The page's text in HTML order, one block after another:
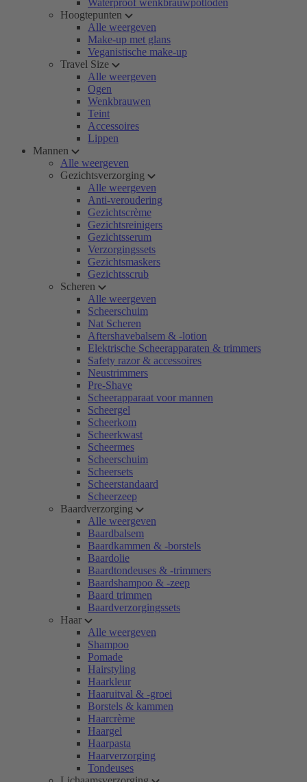
Waterproof wenkbrauwpotloden
Hoogtepunten
Alle weergeven
Make-up met glans
Veganistische make-up
Travel Size
Alle weergeven
Ogen
Wenkbrauwen
Teint
Accessoires
Lippen
Mannen
Alle weergeven
Gezichtsverzorging
Alle weergeven
Anti-veroudering
Gezichtscrème
Gezichtsreinigers
Gezichtsserum
Verzorgingssets
Gezichtsmaskers
Gezichtsscrub
Scheren
Alle weergeven
Scheerschuim
Nat Scheren
Aftershavebalsem & -lotion
Elektrische Scheerapparaten & trimmers
Safety razor & accessoires
Neustrimmers
Pre-Shave
Scheerapparaat voor mannen
Scheergel
Scheerkom
Scheerkwast
Scheermes
Scheerschuim
Scheersets
Scheerstandaard
Scheerzeep
Baardverzorging
Alle weergeven
Baardbalsem
Baardkammen & -borstels
Baardolie
Baardtondeuses & -trimmers
Baardshampoo & -zeep
Baard trimmen
Baardverzorgingssets
Haar
Alle weergeven
Shampoo
Pomade
Hairstyling
Haarkleur
Haaruitval & -groei
Borstels & kammen
Haarcrème
Haargel
Haarpasta
Haarverzorging
Tondeuses